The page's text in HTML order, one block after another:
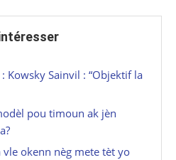
Kowsky Sainvil : “Objektif la
pou timoun ak jèn
okenn nèg mete tèt yo